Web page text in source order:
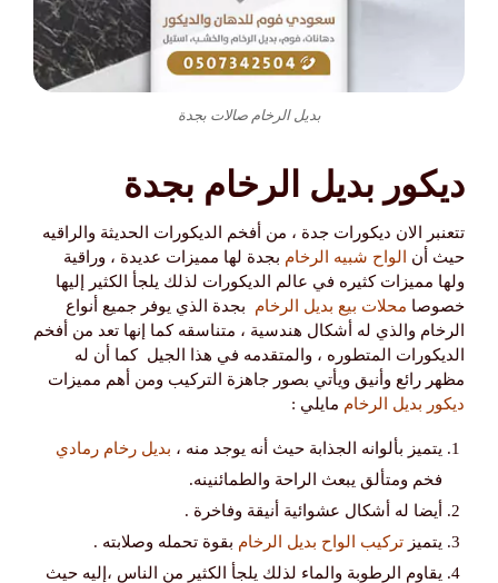
بديل الرخام صالات بجدة
ديكور بديل الرخام بجدة
تتعنبر الان ديكورات جدة ، من أفخم الديكورات الحديثة والراقيه
حيث أن الواح شبيه الرخام بجدة لها مميزات عديدة ، وراقية
ولها مميزات كثيره في عالم الديكورات لذلك يلجأ الكثير إليها
خصوصا محلات بيع بديل الرخام بجدة الذي يوفر جميع أنواع
الرخام والذي له أشكال هندسية ، متناسقه كما إنها تعد من أفخم
الديكورات المتطوره ، والمتقدمه في هذا الجيل كما أن له
مظهر رائع وأنيق ويأتي بصور جاهزة التركيب ومن أهم مميزات
ديكور بديل الرخام مايلي :
يتميز بألوانه الجذابة حيث أنه يوجد منه ، بديل رخام رمادي
فخم ومتألق يبعث الراحة والطمائنينه.
أيضا له أشكال عشوائية أنيقة وفاخرة .
يتميز تركيب الواح بديل الرخام بقوة تحمله وصلابته .
يقاوم الرطوبة والماء لذلك يلجأ الكثير من الناس ،إليه حيث